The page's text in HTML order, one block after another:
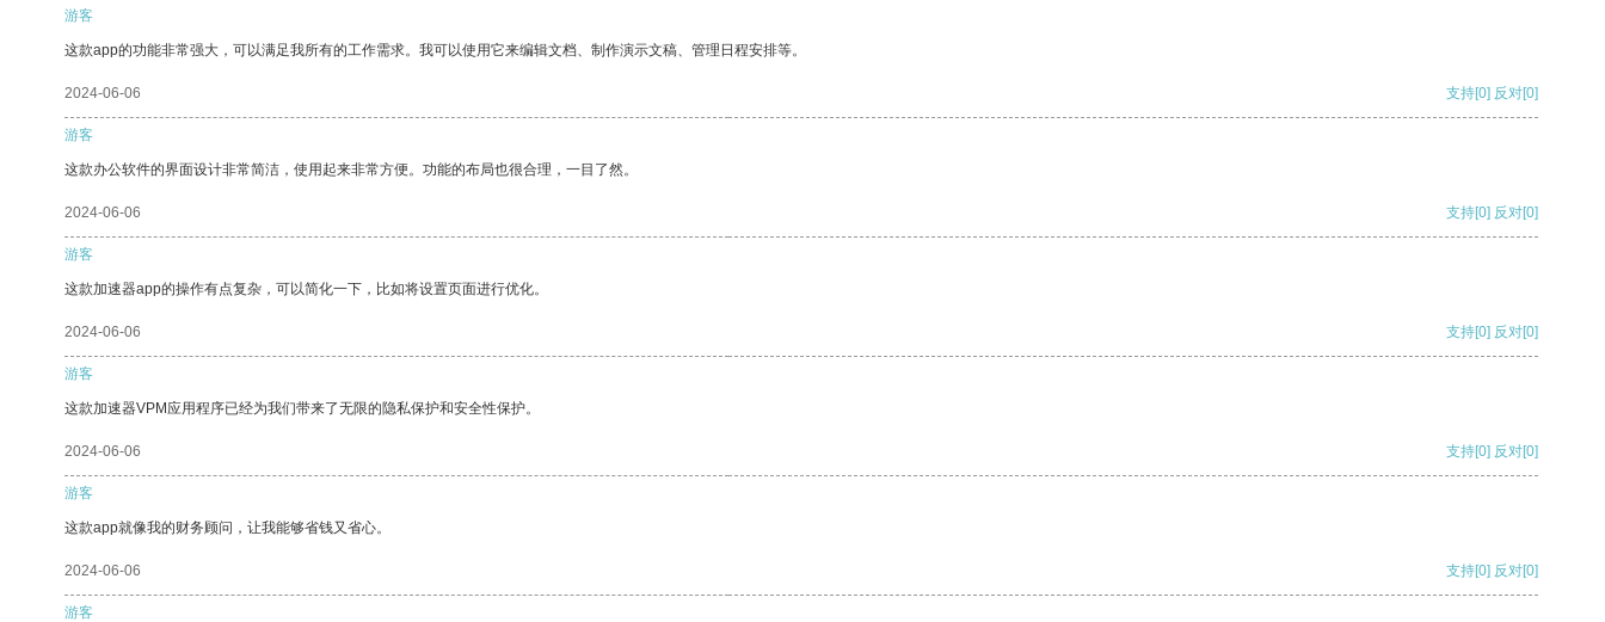
游客
这款app的功能非常强大，可以满足我所有的工作需求。我可以使用它来编辑文档、制作演示文稿、管理日程安排等。
2024-06-06 支持[0] 反对[0]
游客
这款办公软件的界面设计非常简洁，使用起来非常方便。功能的布局也很合理，一目了然。
2024-06-06 支持[0] 反对[0]
游客
这款加速器app的操作有点复杂，可以简化一下，比如将设置页面进行优化。
2024-06-06 支持[0] 反对[0]
游客
这款加速器VPM应用程序已经为我们带来了无限的隐私保护和安全性保护。
2024-06-06 支持[0] 反对[0]
游客
这款app就像我的财务顾问，让我能够省钱又省心。
2024-06-06 支持[0] 反对[0]
游客